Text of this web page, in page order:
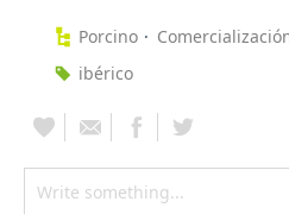
Porcino
ibérico